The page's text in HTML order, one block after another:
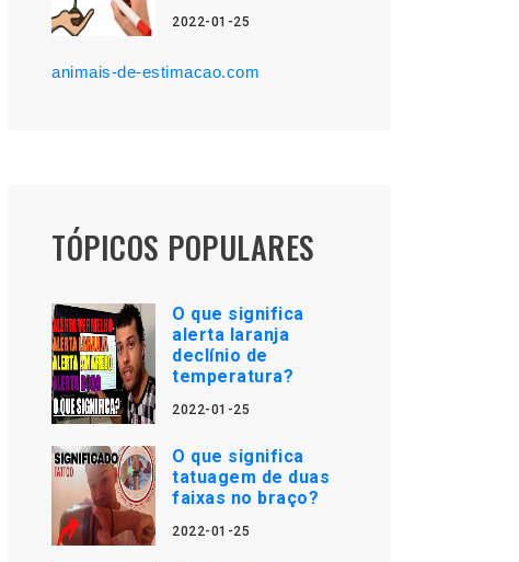
2022-01-25
animais-de-estimacao.com
TÓPICOS POPULARES
O que significa
alerta laranja
declínio de
temperatura?
2022-01-25
O que significa
tatuagem de duas
faixas no braço?
2022-01-25